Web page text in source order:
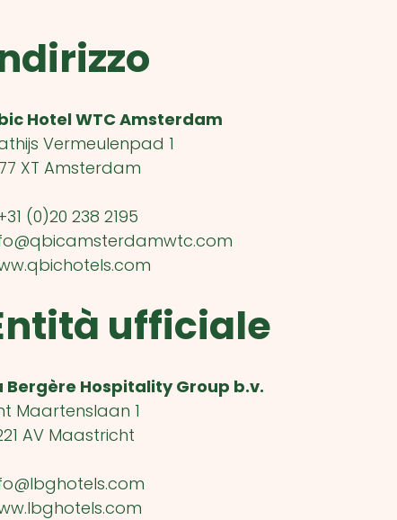
Hotel WTC Amsterdam
Vermeulenpad 1
XT Amsterdam
(0)20 238 2195
ufficiale
Bergère Hospitality Group b.v.
Maartenslaan 1
AV Maastricht